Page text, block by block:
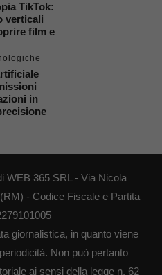
TikTok:
verticali
film e
in
WEB 365 SRL - Via Nicola
- Codice Fiscale e Partita
giornalistica, in quanto viene
Non può pertanto
ai sensi della legge n. 62